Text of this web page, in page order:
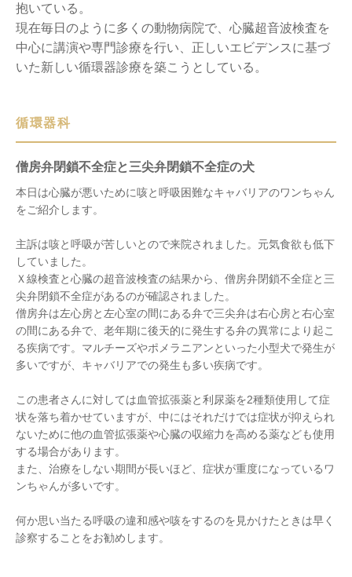
抱いている。
現在毎日のように多くの動物病院で、心臓超音波検査を
中心に講演や専門診療を行い、正しいエビデンスに基づ
いた新しい循環器診療を築こうとしている。
循環器科
僧房弁閉鎖不全症と三尖弁閉鎖不全症の犬
本日は心臓が悪いために咳と呼吸困難なキャバリアのワンちゃん
をご紹介します。
主訴は咳と呼吸が苦しいとので来院されました。元気食欲も低下
していました。
Ｘ線検査と心臓の超音波検査の結果から、僧房弁閉鎖不全症と三
尖弁閉鎖不全症があるのが確認されました。
僧房弁は左心房と左心室の間にある弁で三尖弁は右心房と右心室
の間にある弁で、老年期に後天的に発生する弁の異常により起こ
る疾病です。マルチーズやポメラニアンといった小型犬で発生が
多いですが、キャバリアでの発生も多い疾病です。
この患者さんに対しては血管拡張薬と利尿薬を2種類使用して症
状を落ち着かせていますが、中にはそれだけでは症状が抑えられ
ないために他の血管拡張薬や心臓の収縮力を高める薬なども使用
する場合があります。
また、治療をしない期間が長いほど、症状が重度になっているワ
ンちゃんが多いです。
何か思い当たる呼吸の違和感や咳をするのを見かけたときは早く
診察することをお勧めします。